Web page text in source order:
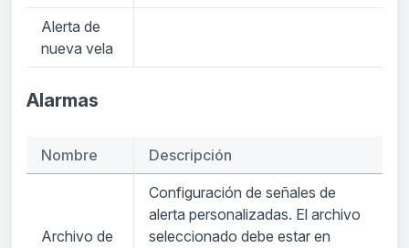
Alerta de
nueva vela
Alarmas
Nombre Descripción
Archivo de
Configuración de señales de
alerta personalizadas. El archivo
seleccionado debe estar en